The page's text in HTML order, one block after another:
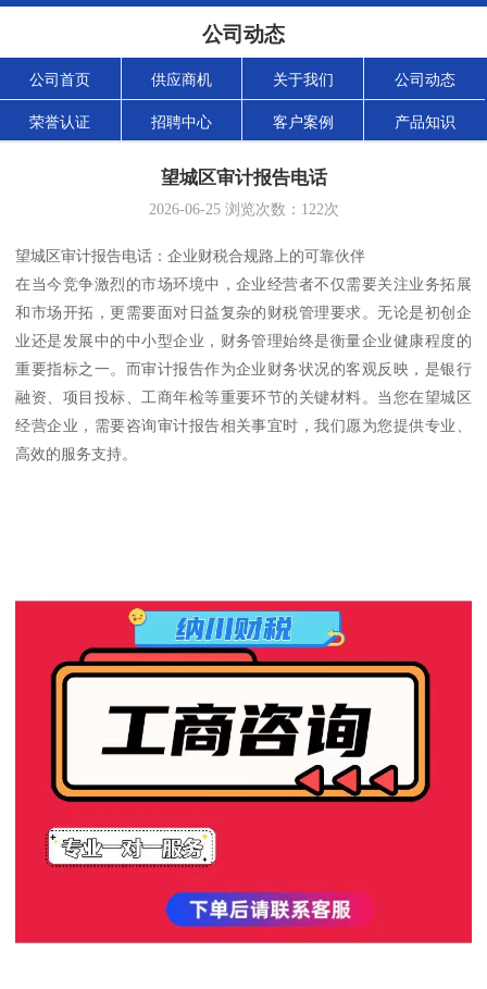
公司动态
公司首页 供应商机 关于我们 公司动态
荣誉认证 招聘中心 客户案例 产品知识
望城区审计报告电话
2026-06-25浏览次数： 122次
望城区审计报告电话：企业财税合规路上的可靠伙伴
在当今竞争激烈的市场环境中，企业经营者不仅需要关注业务拓展
和市场开拓，更需要面对日益复杂的财税管理要求。无论是初创企
业还是发展中的中小型企业，财务管理始终是衡量企业健康程度的
重要指标之一。而审计报告作为企业财务状况的客观反映，是银行
融资、项目投标、工商年检等重要环节的关键材料。当您在望城区
经营企业，需要咨询审计报告相关事宜时，我们愿为您提供专业、
高效的服务支持。